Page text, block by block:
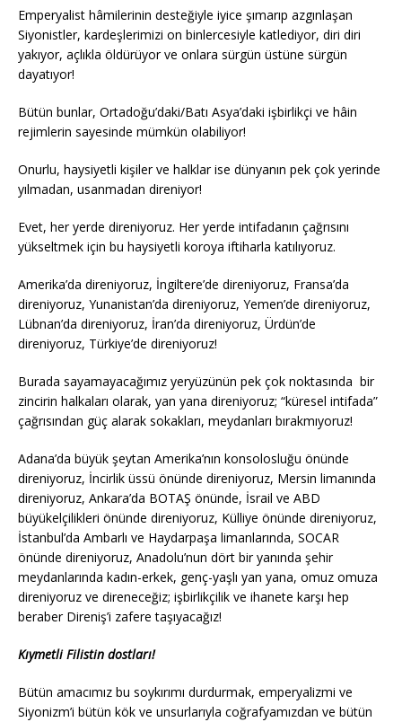
Emperyalist hâmilerinin desteğiyle iyice şımarıp azgınlaşan
Siyonistler, kardeşlerimizi on binlercesiyle katlediyor, diri diri
yakıyor, açlıkla öldürüyor ve onlara sürgün üstüne sürgün
dayatıyor!
Bütün bunlar, Ortadoğu’daki/Batı Asya’daki işbirlikçi ve hâin
rejimlerin sayesinde mümkün olabiliyor!
Onurlu, haysiyetli kişiler ve halklar ise dünyanın pek çok yerinde
yılmadan, usanmadan direniyor!
Evet, her yerde direniyoruz. Her yerde intifadanın çağrısını
yükseltmek için bu haysiyetli koroya iftiharla katılıyoruz.
Amerika’da direniyoruz, İngiltere’de direniyoruz, Fransa’da
direniyoruz, Yunanistan’da direniyoruz, Yemen’de direniyoruz,
Lübnan’da direniyoruz, İran’da direniyoruz, Ürdün’de
direniyoruz, Türkiye’de direniyoruz!
Burada sayamayacağımız yeryüzünün pek çok noktasında bir
zincirin halkaları olarak, yan yana direniyoruz; “küresel intifada”
çağrısından güç alarak sokakları, meydanları bırakmıyoruz!
Adana’da büyük şeytan Amerika’nın konsolosluğu önünde
direniyoruz, İncirlik üssü önünde direniyoruz, Mersin limanında
direniyoruz, Ankara’da BOTAŞ önünde, İsrail ve ABD
büyükelçilikleri önünde direniyoruz, Külliye önünde direniyoruz,
İstanbul’da Ambarlı ve Haydarpaşa limanlarında, SOCAR
önünde direniyoruz, Anadolu’nun dört bir yanında şehir
meydanlarında kadın-erkek, genç-yaşlı yan yana, omuz omuza
direniyoruz ve direneceğiz; işbirlikçilik ve ihanete karşı hep
beraber Direniş’i zafere taşıyacağız!
Kıymetli Filistin dostları!
Bütün amacımız bu soykırımı durdurmak, emperyalizmi ve
Siyonizm’i bütün kök ve unsurlarıyla coğrafyamızdan ve bütün